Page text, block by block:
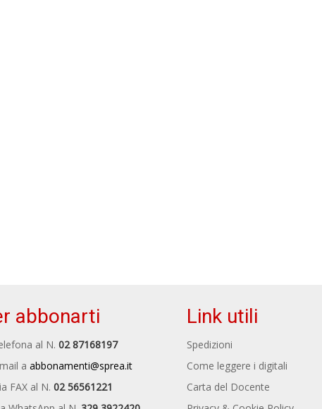
abbonarti
al N. 02 87168197
a abbonamenti@sprea.it
FAX al N. 02 56561221
Link utili
Spedizioni
Come leggere i digitali
Carta del Docente